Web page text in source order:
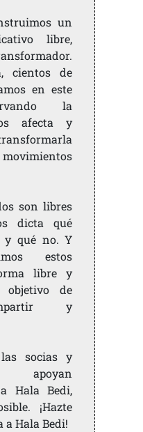
un
libre,
cientos de
en este
la
afecta y
son libres
dicta qué
y qué no. Y
estos
libre y
de
y
socias y
apoyan
Hala Bedi,
¡Hazte
a Hala Bedi!